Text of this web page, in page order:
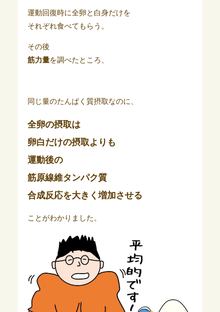
運動回復時に全卵と白身だけを
それぞれ食べてもらう。
その後
筋力量を調べたところ、
同じ量のたんぱく質摂取なのに、
全卵の摂取は
卵白だけの摂取よりも
運動後の
筋原線維タンパク質
合成反応を大きく増加させる
ことがわかりました。